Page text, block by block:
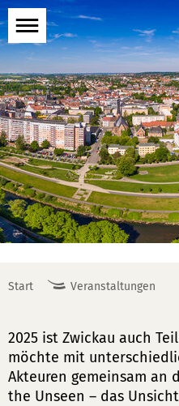
Menü
öffnen
Start Veranstaltungen
2025 ist Zwickau auch
möchte mit
Akteuren gemeinsam an
the Unseen – das